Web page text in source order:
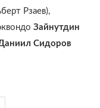
Рзаев),
Зайнутдин
Сидоров